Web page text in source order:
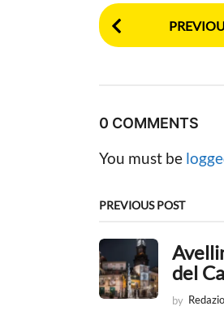
P
o
t
a
g
i
n
a
0 COMMENTS
You must be
PREVIOUS POST
del
by